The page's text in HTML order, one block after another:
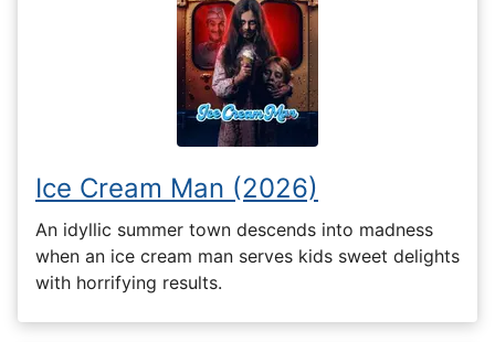
Ice Cream Man (2026)
An idyllic summer town descends into madness
when an ice cream man serves kids sweet delights
with horrifying results.